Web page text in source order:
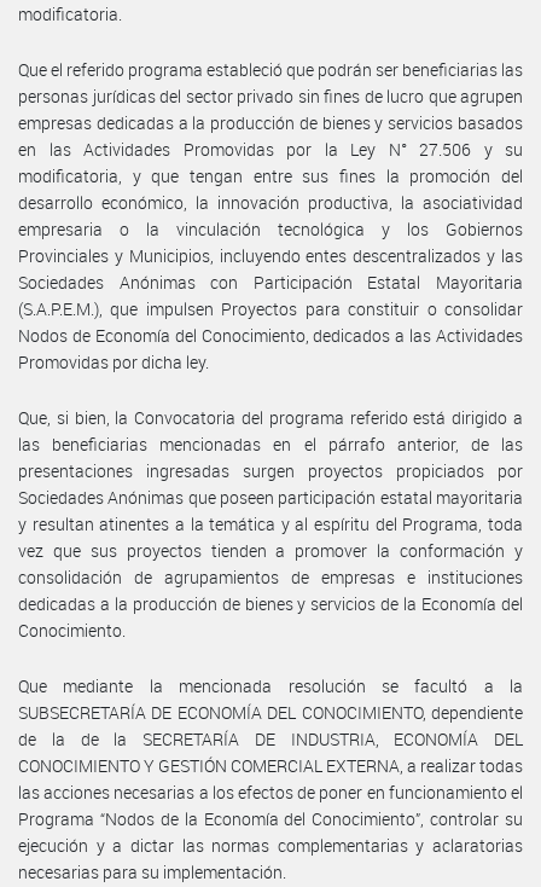
modificatoria.
Que el referido programa estableció que podrán ser beneficiarias las
personas jurídicas del sector privado sin fines de lucro que agrupen
empresas dedicadas a la producción de bienes y servicios basados
en las Actividades Promovidas por la Ley N° 27.506 y su
modificatoria, y que tengan entre sus fines la promoción del
desarrollo económico, la innovación productiva, la asociatividad
empresaria o la vinculación tecnológica y los Gobiernos
Provinciales y Municipios, incluyendo entes descentralizados y las
Sociedades Anónimas con Participación Estatal Mayoritaria
(S.A.P.E.M.), que impulsen Proyectos para constituir o consolidar
Nodos de Economía del Conocimiento, dedicados a las Actividades
Promovidas por dicha ley.
Que, si bien, la Convocatoria del programa referido está dirigido a
las beneficiarias mencionadas en el párrafo anterior, de las
presentaciones ingresadas surgen proyectos propiciados por
Sociedades Anónimas que poseen participación estatal mayoritaria
y resultan atinentes a la temática y al espíritu del Programa, toda
vez que sus proyectos tienden a promover la conformación y
consolidación de agrupamientos de empresas e instituciones
dedicadas a la producción de bienes y servicios de la Economía del
Conocimiento.
Que mediante la mencionada resolución se facultó a la
SUBSECRETARÍA DE ECONOMÍA DEL CONOCIMIENTO, dependiente
de la de la SECRETARÍA DE INDUSTRIA, ECONOMÍA DEL
CONOCIMIENTO Y GESTIÓN COMERCIAL EXTERNA, a realizar todas
las acciones necesarias a los efectos de poner en funcionamiento el
Programa “Nodos de la Economía del Conocimiento”, controlar su
ejecución y a dictar las normas complementarias y aclaratorias
necesarias para su implementación.